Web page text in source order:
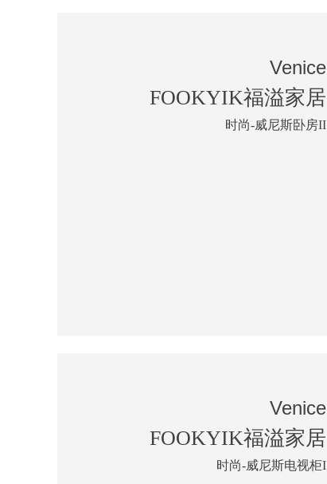
Venice
FOOKYIK福溢家居
时尚-威尼斯卧房II
Venice
FOOKYIK福溢家居
时尚-威尼斯电视柜I